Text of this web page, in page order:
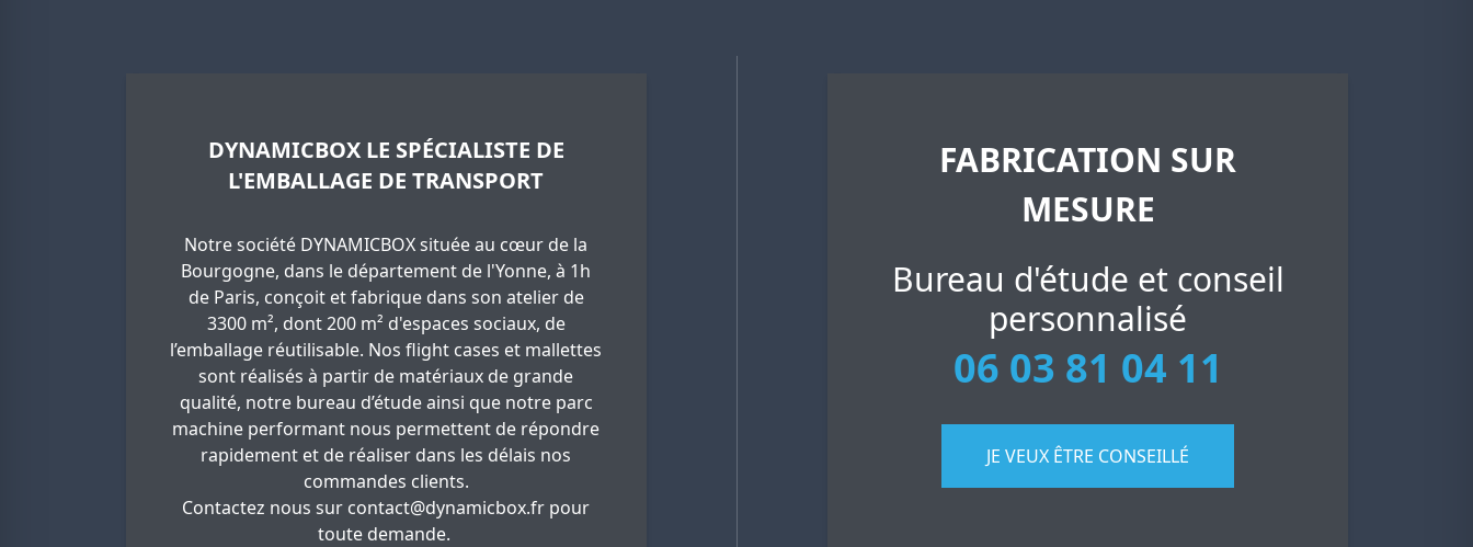
DYNAMICBOX LE SPÉCIALISTE DE
L'EMBALLAGE DE TRANSPORT
Notre société DYNAMICBOX située au cœur de la
Bourgogne, dans le département de l'Yonne, à 1h
de Paris, conçoit et fabrique dans son atelier de
3300 m², dont 200 m² d'espaces sociaux, de
l’emballage réutilisable. Nos flight cases et mallettes
sont réalisés à partir de matériaux de grande
qualité, notre bureau d’étude ainsi que notre parc
machine performant nous permettent de répondre
rapidement et de réaliser dans les délais nos
commandes clients.
Contactez nous sur contact@dynamicbox.fr pour
toute demande.
FABRICATION SUR
MESURE
Bureau d'étude et conseil
personnalisé
06 03 81 04 11
JE VEUX ÊTRE CONSEILLÉ